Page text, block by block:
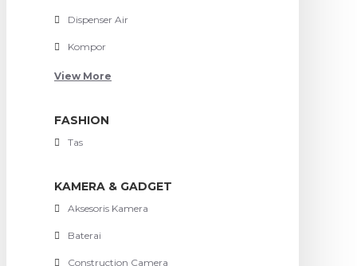
Dispenser Air
Kompor
View More
FASHION
Tas
KAMERA & GADGET
Aksesoris Kamera
Baterai
Construction Camera